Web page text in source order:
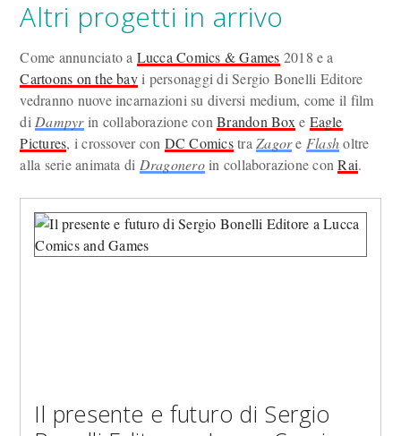
Altri progetti in arrivo
Come annunciato a Lucca Comics & Games 2018 e a
Cartoons on the bayi personaggi di Sergio Bonelli Editore
vedranno nuove incarnazioni su diversi medium, come il film
di Dampyrin collaborazione conBrandon Box e Eagle
Pictures, i crossover con DC ComicstraZagore Flasholtre
alla serie animata di Dragoneroin collaborazione conRai.
Il presente e futuro di Sergio